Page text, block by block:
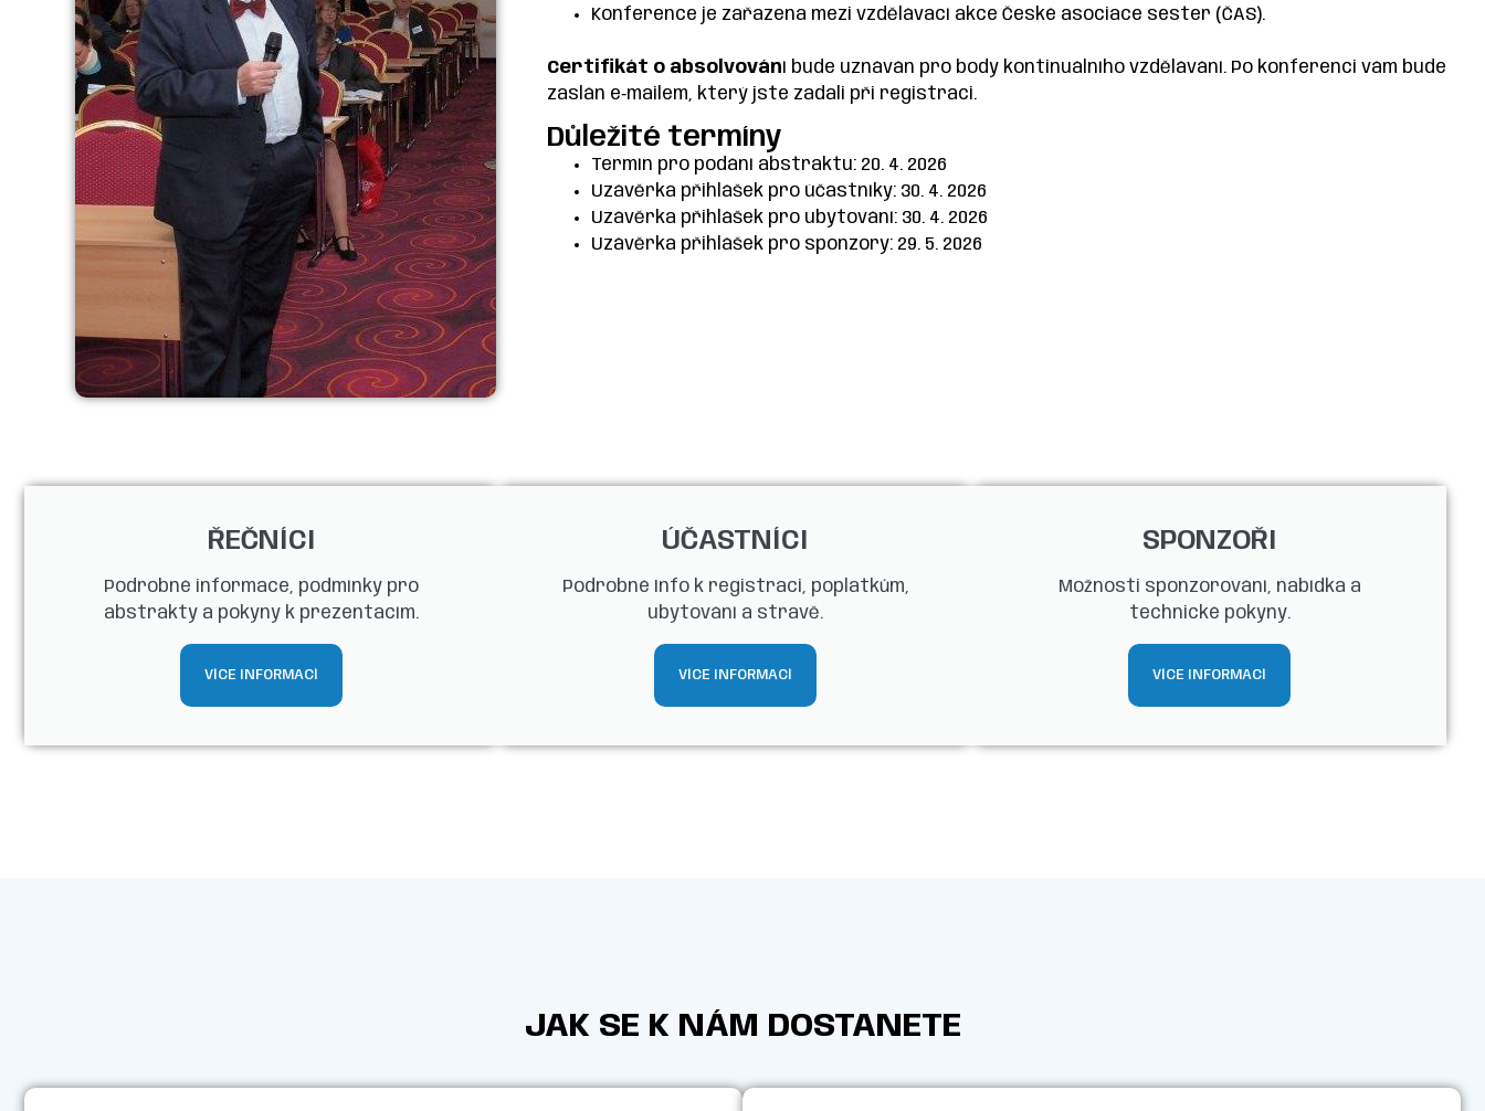
Konference je zařazena mezi vzdělávací akce České asociace sester (ČAS).
Certifikát o absolvování bude uznáván pro body kontinuálního vzdělávání. Po konferenci vám bude
zaslán e‑mailem, který jste zadali při registraci.
Důležité termíny
Termín pro podání abstraktu: 20. 4. 2026
Uzávěrka přihlášek pro účastníky: 30. 4. 2026
Uzávěrka přihlášek pro ubytování: 30. 4. 2026
Uzávěrka přihlášek pro sponzory: 29. 5. 2026
ŘEČNÍCI
Podrobné informace, podmínky pro
abstrakty a pokyny k prezentacím​.
VÍCE INFORMACÍ
ÚČASTNÍCI
Podrobné Info k registraci, poplatkům,
ubytování a stravě.
VÍCE INFORMACÍ
SPONZOŘI
Možnosti sponzorování, nabídka a
technické pokyny.
VÍCE INFORMACÍ
JAK SE K NÁM DOSTANETE